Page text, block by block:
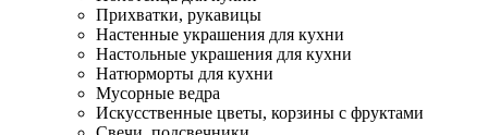
Прихватки, рукавицы
Настенные украшения для кухни
Настольные украшения для кухни
Натюрморты для кухни
Мусорные ведра
Искусственные цветы, корзины с фруктами